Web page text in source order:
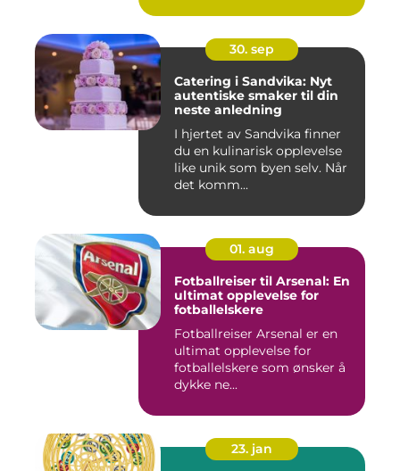
30. sep
Catering i Sandvika: Nyt
autentiske smaker til din
neste anledning
I hjertet av Sandvika finner
du en kulinarisk opplevelse
like unik som byen selv. Når
det komm...
01. aug
Fotballreiser til Arsenal: En
ultimat opplevelse for
fotballelskere
Fotballreiser Arsenal er en
ultimat opplevelse for
fotballelskere som ønsker å
dykke ne...
23. jan